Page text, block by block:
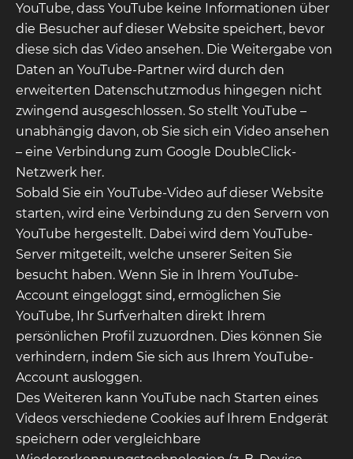
YouTube, dass YouTube keine Informationen über
die Besucher auf dieser Website speichert, bevor
diese sich das Video ansehen. Die Weitergabe von
Daten an YouTube-Partner wird durch den
erweiterten Datenschutzmodus hingegen nicht
zwingend ausgeschlossen. So stellt YouTube –
unabhängig davon, ob Sie sich ein Video ansehen
– eine Verbindung zum Google DoubleClick-
Netzwerk her.
Sobald Sie ein YouTube-Video auf dieser Website
starten, wird eine Verbindung zu den Servern von
YouTube hergestellt. Dabei wird dem YouTube-
Server mitgeteilt, welche unserer Seiten Sie
besucht haben. Wenn Sie in Ihrem YouTube-
Account eingeloggt sind, ermöglichen Sie
YouTube, Ihr Surfverhalten direkt Ihrem
persönlichen Profil zuzuordnen. Dies können Sie
verhindern, indem Sie sich aus Ihrem YouTube-
Account ausloggen.
Des Weiteren kann YouTube nach Starten eines
Videos verschiedene Cookies auf Ihrem Endgerät
speichern oder vergleichbare